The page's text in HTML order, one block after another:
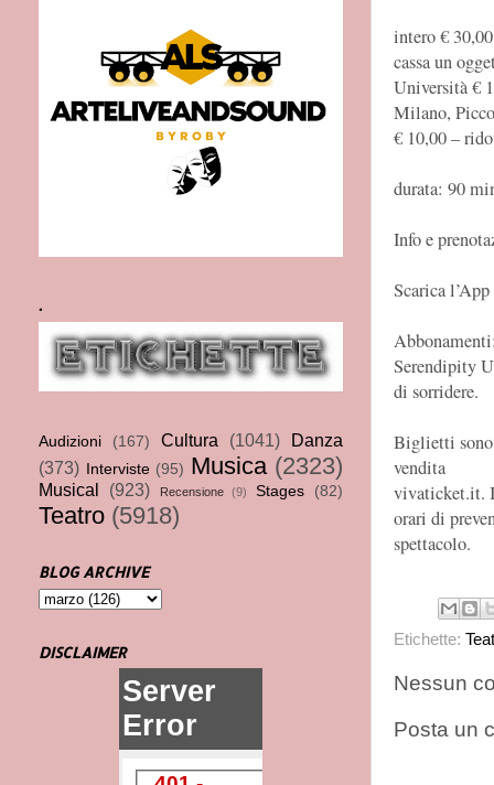
intero €
cassa un
Università €
Milano,
€ 10,00 –
durata: 90
Info e
Scarica
Serendipity
di sorridere.
Biglietti
vendita
vivaticket.it.
orari di
spettacolo.
Etichette:
Nessun
Posta un
.
Audizioni (167) Cultura (1041)
Danza
(373)
Interviste (95) Musica (2323)
Musical (923) Recensione (9) Stages (82)
Teatro (5918)
BLOG ARCHIVE
DISCLAIMER